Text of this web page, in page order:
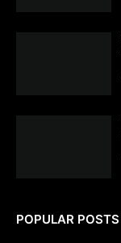
POPULAR POSTS